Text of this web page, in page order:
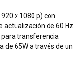
x 1080 p) con
actualización de 60 Hz
para transferencia
de 65W a través de un